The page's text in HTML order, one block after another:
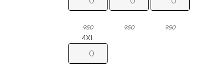
950 950 950
4XL